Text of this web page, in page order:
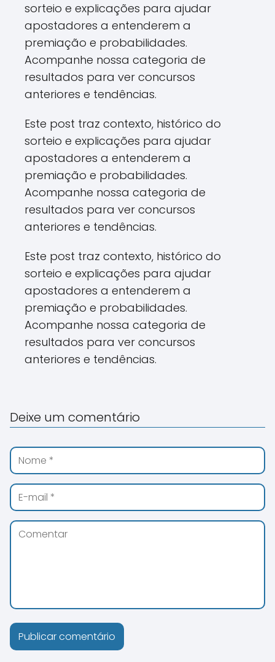
sorteio e explicações para ajudar
apostadores a entenderem a
premiação e probabilidades.
Acompanhe nossa categoria de
resultados para ver concursos
anteriores e tendências.
Este post traz contexto, histórico do
sorteio e explicações para ajudar
apostadores a entenderem a
premiação e probabilidades.
Acompanhe nossa categoria de
resultados para ver concursos
anteriores e tendências.
Este post traz contexto, histórico do
sorteio e explicações para ajudar
apostadores a entenderem a
premiação e probabilidades.
Acompanhe nossa categoria de
resultados para ver concursos
anteriores e tendências.
Deixe um comentário